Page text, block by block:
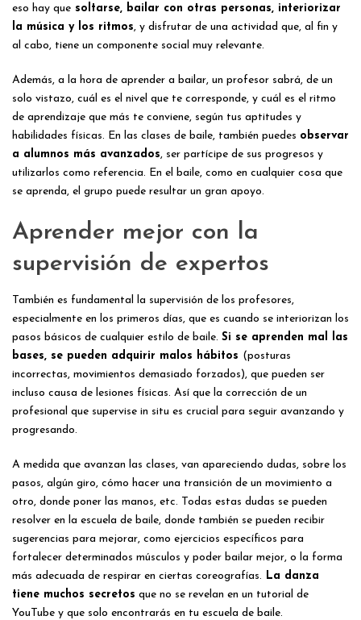
eso hay que soltarse, bailar con otras personas, interiorizar
la música y los ritmos, y disfrutar de una actividad que, al fin y
al cabo, tiene un componente social muy relevante.
Además, a la hora de aprender a bailar, un profesor sabrá, de un
solo vistazo, cuál es el nivel que te corresponde, y cuál es el ritmo
de aprendizaje que más te conviene, según tus aptitudes y
habilidades físicas. En las clases de baile, también puedes observar
a alumnos más avanzados, ser partícipe de sus progresos y
utilizarlos como referencia. En el baile, como en cualquier cosa que
se aprenda, el grupo puede resultar un gran apoyo.
Aprender mejor con la
supervisión de expertos
También es fundamental la supervisión de los profesores,
especialmente en los primeros días, que es cuando se interiorizan los
pasos básicos de cualquier estilo de baile. Si se aprenden mal las
bases, se pueden adquirir malos hábitos (posturas
incorrectas, movimientos demasiado forzados), que pueden ser
incluso causa de lesiones físicas. Así que la corrección de un
profesional que supervise in situ es crucial para seguir avanzando y
progresando.
A medida que avanzan las clases, van apareciendo dudas, sobre los
pasos, algún giro, cómo hacer una transición de un movimiento a
otro, donde poner las manos, etc. Todas estas dudas se pueden
resolver en la escuela de baile, donde también se pueden recibir
sugerencias para mejorar, como ejercicios específicos para
fortalecer determinados músculos y poder bailar mejor, o la forma
más adecuada de respirar en ciertas coreografías. La danza
tiene muchos secretos que no se revelan en un tutorial de
YouTube y que solo encontrarás en tu escuela de baile.